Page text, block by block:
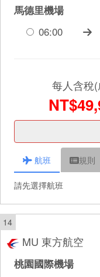
馬德里機場
06:00
每人含稅
航班 規則
請先選擇航班
14
MU 東方航空
桃園國際機場